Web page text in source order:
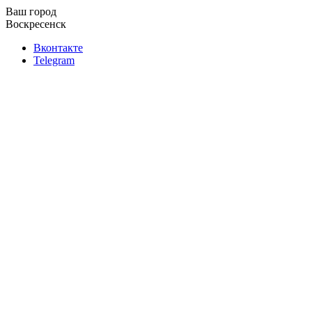
Ваш город
Воскресенск
Вконтакте
Telegram